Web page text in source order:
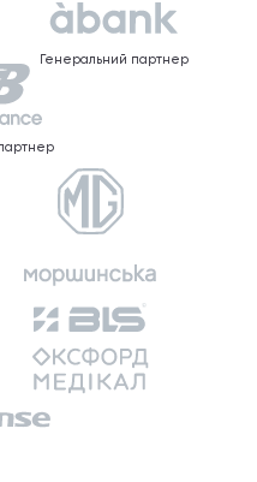
Генеральний партнер